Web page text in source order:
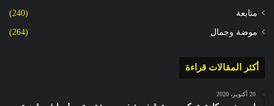
متابعة (240)
موضة وجمال (264)
أكثر المقالات قراءة
20 أكتوبر، 2020